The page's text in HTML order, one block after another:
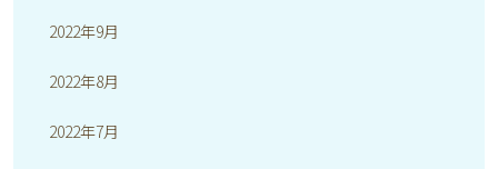
2022年9月
2022年8月
2022年7月